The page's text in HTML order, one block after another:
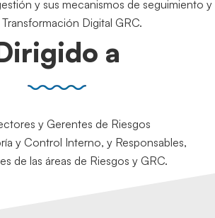
y sus mecanismos de seguimiento y
Digital GRC.
a
y Gerentes de Riesgos
y Control Interno, y Responsables,
de las áreas de Riesgos y GRC.